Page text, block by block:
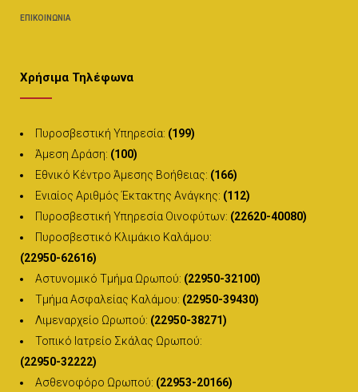
ΕΠΙΚΟΙΝΩΝΊΑ
Χρήσιμα Τηλέφωνα
Πυροσβεστική Υπηρεσία: (199)
Άμεση Δράση: (100)
Εθνικό Κέντρο Άμεσης Βοήθειας: (166)
Ενιαίος Αριθμός Έκτακτης Ανάγκης: (112)
Πυροσβεστική Υπηρεσία Οινοφύτων: (22620-40080)
Πυροσβεστικό Κλιμάκιο Καλάμου:
(22950-62616)
Αστυνομικό Τμήμα Ωρωπού: (22950-32100)
Τμήμα Ασφαλείας Καλάμου: (22950-39430)
Λιμεναρχείο Ωρωπού: (22950-38271)
Τοπικό Ιατρείο Σκάλας Ωρωπού:
(22950-32222)
Ασθενοφόρο Ωρωπού: (22953-20166)